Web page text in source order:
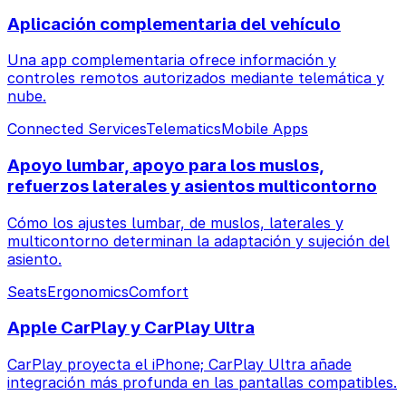
Aplicación complementaria del vehículo
Una app complementaria ofrece información y
controles remotos autorizados mediante telemática y
nube.
Connected ServicesTelematicsMobile Apps
Apoyo lumbar, apoyo para los muslos,
refuerzos laterales y asientos multicontorno
Cómo los ajustes lumbar, de muslos, laterales y
multicontorno determinan la adaptación y sujeción del
asiento.
SeatsErgonomicsComfort
Apple CarPlay y CarPlay Ultra
CarPlay proyecta el iPhone; CarPlay Ultra añade
integración más profunda en las pantallas compatibles.